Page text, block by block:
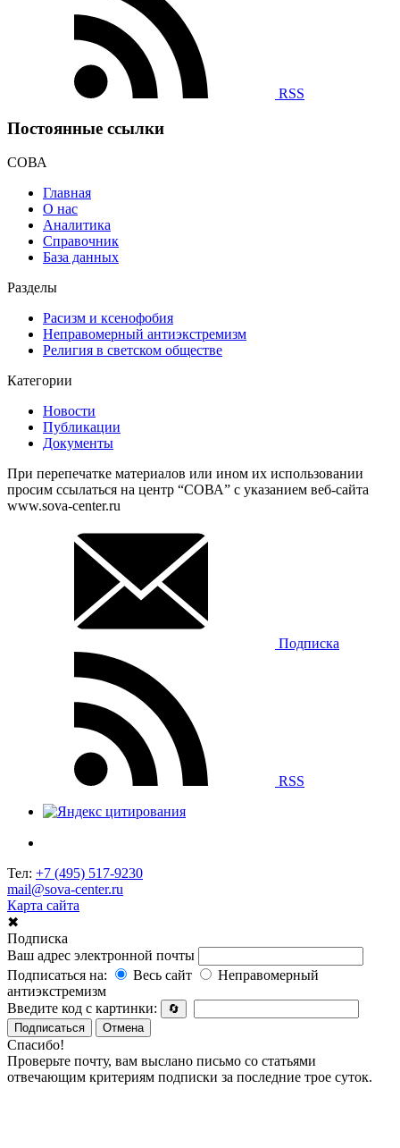
RSS
Постоянные ссылки
СОВА
Главная
О нас
Аналитика
Справочник
База данных
Разделы
Расизм и ксенофобия
Неправомерный антиэкстремизм
Религия в светском обществе
Категории
Новости
Публикации
Документы
При перепечатке материалов или ином их использовании
просим ссылаться на центр “СОВА” с указанием веб-сайта
www.sova-center.ru
Подписка
RSS
Тел: +7 (495) 517-9230
mail@sova-center.ru
Карта сайта
✖
Подписка
Ваш адрес электронной почты
Подписаться на:
Весь сайт
Неправомерный
антиэкстремизм
Введите код с картинки:
🔄
Подписаться
Отмена
Спасибо!
Проверьте почту, вам выслано письмо со статьями
отвечающим критериям подписки за последние трое суток.